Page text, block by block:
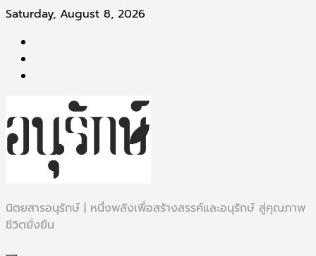
Skip
content
Saturday, August 8, 2026
นิตยสารอนุรักษ์ | หนึ่งพลังเพื่อสร้างสรรค์และอนุรักษ์ สู่คุณภาพ
ชีวิตยั่งยืน